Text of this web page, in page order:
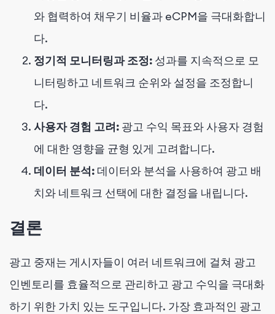
와 협력하여 채우기 비율과 eCPM을 극대화합니
다.
정기적 모니터링과 조정: 성과를 지속적으로 모
니터링하고 네트워크 순위와 설정을 조정합니
다.
사용자 경험 고려: 광고 수익 목표와 사용자 경험
에 대한 영향을 균형 있게 고려합니다.
데이터 분석: 데이터와 분석을 사용하여 광고 배
치와 네트워크 선택에 대한 결정을 내립니다.
결론
광고 중재는 게시자들이 여러 네트워크에 걸쳐 광고
인벤토리를 효율적으로 관리하고 광고 수익을 극대화
하기 위한 가치 있는 도구입니다. 가장 효과적인 광고